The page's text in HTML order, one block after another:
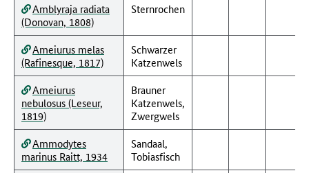
Amblyraja radiata
(Donovan, 1808)
Sternrochen
Ameiurus melas
(Rafinesque, 1817)
Schwarzer
Katzenwels
Ameiurus
nebulosus (Leseur,
1819)
Brauner
Katzenwels,
Zwergwels
Ammodytes
marinus Raitt, 1934
Sandaal,
Tobiasfisch